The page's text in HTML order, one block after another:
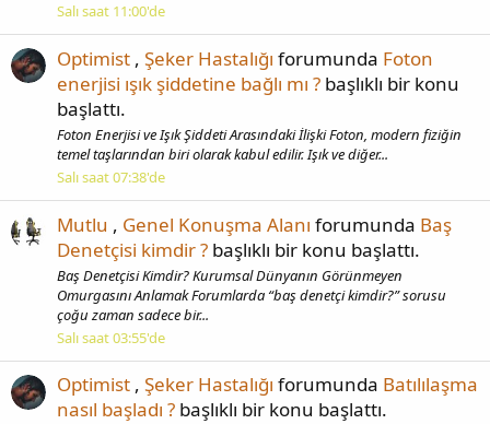
Salı saat 11:00'de
Optimist , Şeker Hastalığı forumunda Foton
enerjisi ışık şiddetine bağlı mı ? başlıklı bir konu
başlattı.
Foton Enerjisi ve Işık Şiddeti Arasındaki İlişki Foton, modern fiziğin
temel taşlarından biri olarak kabul edilir. Işık ve diğer...
Salı saat 07:38'de
Mutlu , Genel Konuşma Alanı forumunda Baş
Denetçisi kimdir ? başlıklı bir konu başlattı.
Baş Denetçisi Kimdir? Kurumsal Dünyanın Görünmeyen
Omurgasını Anlamak Forumlarda “baş denetçi kimdir?” sorusu
çoğu zaman sadece bir...
Salı saat 03:55'de
Optimist , Şeker Hastalığı forumunda Batılılaşma
nasıl başladı ? başlıklı bir konu başlattı.